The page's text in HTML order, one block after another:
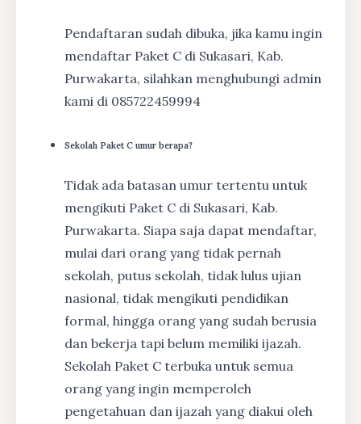
Pendaftaran sudah dibuka, jika kamu ingin
mendaftar Paket C di Sukasari, Kab.
Purwakarta, silahkan menghubungi admin
kami di 085722459994
Sekolah Paket C umur berapa?
Tidak ada batasan umur tertentu untuk
mengikuti Paket C di Sukasari, Kab.
Purwakarta. Siapa saja dapat mendaftar,
mulai dari orang yang tidak pernah
sekolah, putus sekolah, tidak lulus ujian
nasional, tidak mengikuti pendidikan
formal, hingga orang yang sudah berusia
dan bekerja tapi belum memiliki ijazah.
Sekolah Paket C terbuka untuk semua
orang yang ingin memperoleh
pengetahuan dan ijazah yang diakui oleh